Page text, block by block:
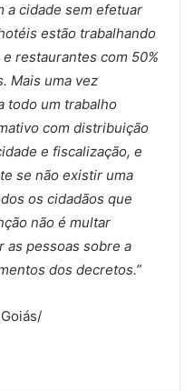
a cidade sem efetuar
estão trabalhando
restaurantes com 50%
Mais uma vez
todo um trabalho
com distribuição
e fiscalização, e
se não existir uma
os cidadãos que
não é multar
as pessoas sobre a
dos decretos.”